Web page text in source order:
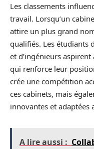
Les classements
travail. Lorsqu’un
attire un plus grand
qualifiés. Les étudiants
et d’ingénieurs
qui renforce leur
crée une compétition
ces cabinets, mais
innovantes et adaptées
A lire aussi :